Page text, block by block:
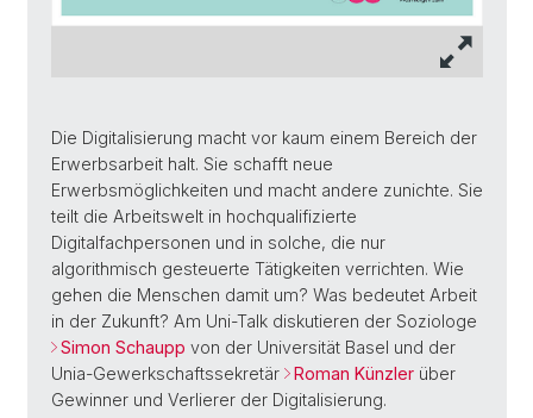
Die Digitalisierung macht vor kaum einem Bereich der
Erwerbsarbeit halt. Sie schafft neue
Erwerbsmöglichkeiten und macht andere zunichte. Sie
teilt die Arbeitswelt in hochqualifizierte
Digitalfachpersonen und in solche, die nur
algorithmisch gesteuerte Tätigkeiten verrichten. Wie
gehen die Menschen damit um? Was bedeutet Arbeit
in der Zukunft? Am Uni-Talk diskutieren der Soziologe
Simon Schaupp von der Universität Basel und der
Unia-Gewerkschaftssekretär
Roman Künzler über
Gewinner und Verlierer der Digitalisierung.